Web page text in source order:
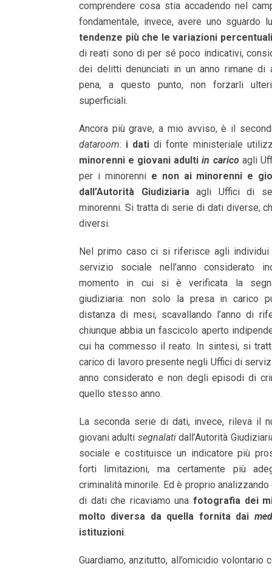
comprendere cosa stia accadendo nel
fondamentale, invece, avere uno sguardo
tendenze più che le variazioni percentuali
di reati sono di per sé poco indicativi,
dei delitti denunciati in un anno rimane di
pena, a questo punto, non forzarli
superficiali.
Ancora più grave, a mio avviso, è il
dataroom: i datidi fonte ministeriale
minorenni e giovani adultiin caricoagli
per i minorenni e non ai minorenni e
dall’Autorità Giudiziaria agli Uffici di
minorenni. Si tratta di serie di dati diverse,
diversi.
Nel primo caso ci si riferisce agli
servizio sociale nell’anno considerato
momento in cui si è verificata la
giudiziaria: non solo la presa in carico
distanza di mesi, scavallando l’anno di
chiunque abbia un fascicolo aperto
cui ha commesso il reato. In sintesi, si
carico di lavoro presente negli Uffici di
anno considerato e non degli episodi di
quello stesso anno.
La seconda serie di dati, invece, rileva il
giovani adulti segnalatidall’Autorità
sociale e costituisce un indicatore più
forti limitazioni, ma certamente più
criminalità minorile. Ed è proprio
di dati che ricaviamo una fotografia dei
molto diversa da quella fornita dai
istituzioni.
Guardiamo, anzitutto, all’omicidio volontario